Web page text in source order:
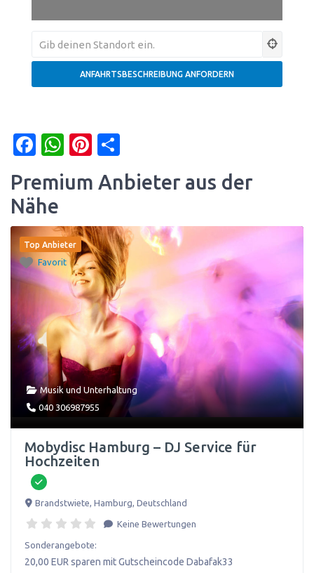
Facebook
WhatsApp
Pinterest
Premium Anbieter aus der
Nähe
Top Anbieter
Favorit
Musik und Unterhaltung
040 306987955
Mobydisc Hamburg – DJ Service für
Hochzeiten
Brandstwiete, Hamburg, Deutschland
Keine Bewertungen
Sonderangebote:
20,00 EUR sparen mit Gutscheincode Dabafak33